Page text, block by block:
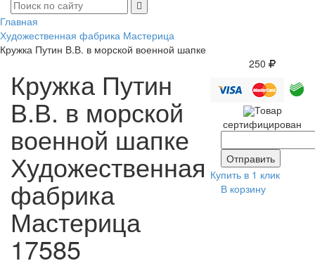
Главная
Художественная фабрика Мастерица
Кружка Путин В.В. в морской военной шапке
Кружка Путин
В.В. в морской
военной шапке
Художественная
фабрика
Мастерица
17585
250
Товар
сертифицирован
Купить в 1 клик
В корзину